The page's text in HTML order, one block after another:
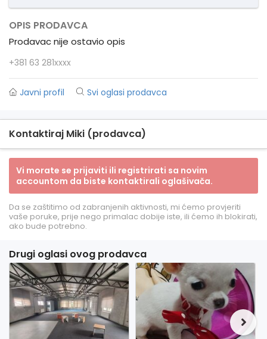
OPIS PRODAVCA
Prodavac nije ostavio opis
+381 63 281xxxx
Javni profil Svi oglasi prodavca
Kontaktiraj Miki (prodavca)
Vi morate se prijaviti ili registrirati sa novim
accountom da biste kontaktirali oglašivača.
Da se zaštitimo od zabranjenih aktivnosti, mi ćemo provjeriti
vaše poruke, prije nego primalac dobije iste, ili ćemo ih blokirati,
ako bude potrebno.
Drugi oglasi ovog prodavca